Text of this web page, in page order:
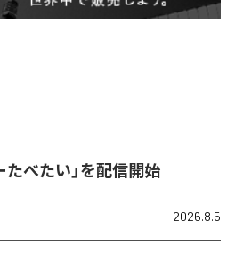
たべたい」を配信開始
2026.8.5